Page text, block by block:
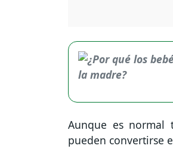
Aunque es normal
pueden convertirse